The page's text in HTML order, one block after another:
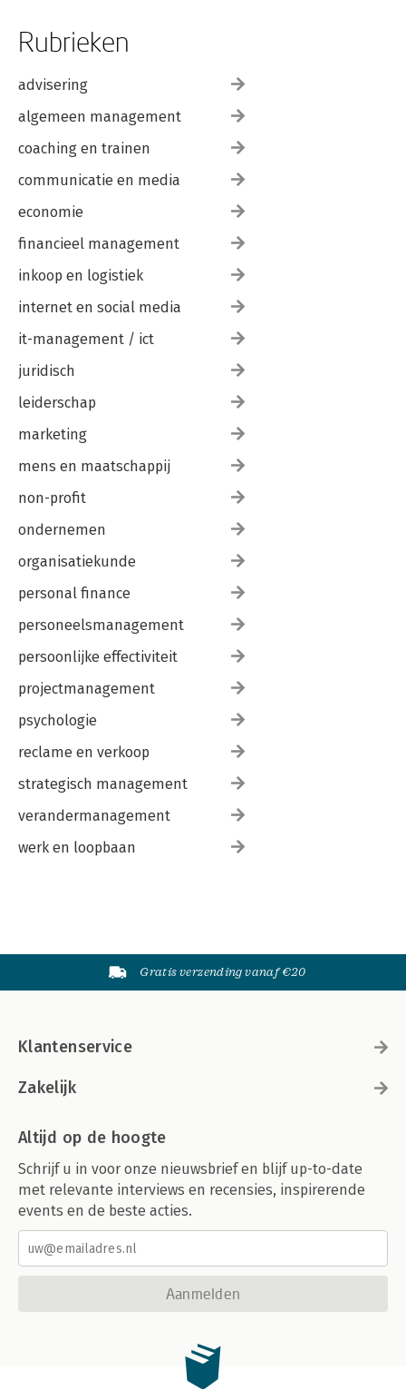
Rubrieken
advisering
algemeen management
coaching en trainen
communicatie en media
economie
financieel management
inkoop en logistiek
internet en social media
it-management / ict
juridisch
leiderschap
marketing
mens en maatschappij
non-profit
ondernemen
organisatiekunde
personal finance
personeelsmanagement
persoonlijke effectiviteit
projectmanagement
psychologie
reclame en verkoop
strategisch management
verandermanagement
werk en loopbaan
Gratis verzending vanaf €20
Klantenservice
Zakelijk
Altijd op de hoogte
Schrijf u in voor onze nieuwsbrief en blijf up-to-date
met relevante interviews en recensies, inspirerende
events en de beste acties.
Aanmelden